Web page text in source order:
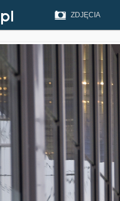
ZDJĘCIA